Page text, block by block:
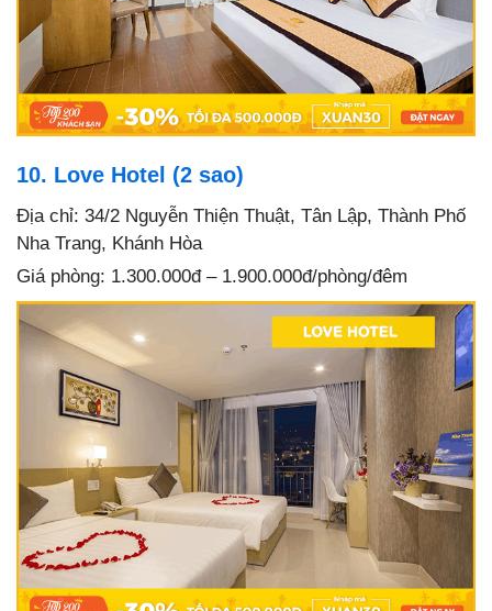
10. Love Hotel (2 sao)
Địa chỉ: 34/2 Nguyễn Thiện Thuật, Tân Lập, Thành Phố
Nha Trang, Khánh Hòa
Giá phòng: 1.300.000đ – 1.900.000đ/phòng/đêm